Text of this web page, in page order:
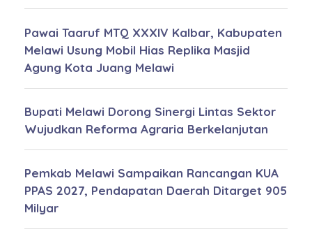
Pawai Taaruf MTQ XXXIV Kalbar, Kabupaten
Melawi Usung Mobil Hias Replika Masjid
Agung Kota Juang Melawi
Bupati Melawi Dorong Sinergi Lintas Sektor
Wujudkan Reforma Agraria Berkelanjutan
Pemkab Melawi Sampaikan Rancangan KUA
PPAS 2027, Pendapatan Daerah Ditarget 905
Milyar